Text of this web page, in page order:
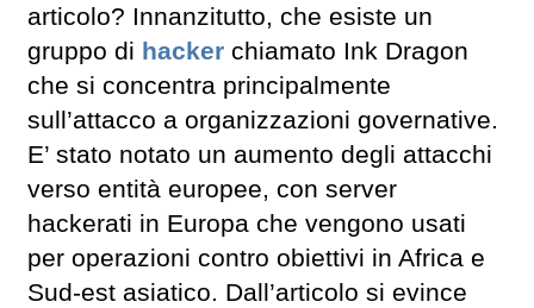
articolo? Innanzitutto, che esiste un
gruppo di hacker chiamato Ink Dragon
che si concentra principalmente
sull’attacco a organizzazioni governative.
E’ stato notato un aumento degli attacchi
verso entità europee, con server
hackerati in Europa che vengono usati
per operazioni contro obiettivi in Africa e
Sud-est asiatico. Dall’articolo si evince